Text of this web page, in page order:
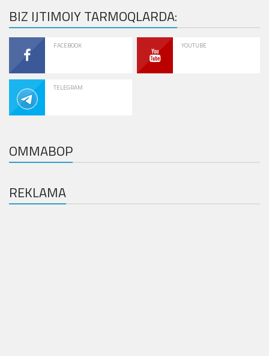
BIZ IJTIMOIY TARMOQLARDA:
FACEBOOK YOUTUBE
TELEGRAM
OMMABOP
REKLAMA